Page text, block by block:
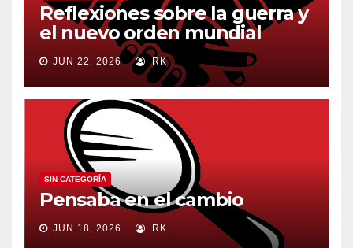
Reflexiones sobre la guerra y
el nuevo orden mundial
JUN 22, 2026 RK
SIN CATEGORÍA
Pensaba en el cambio
JUN 18, 2026 RK